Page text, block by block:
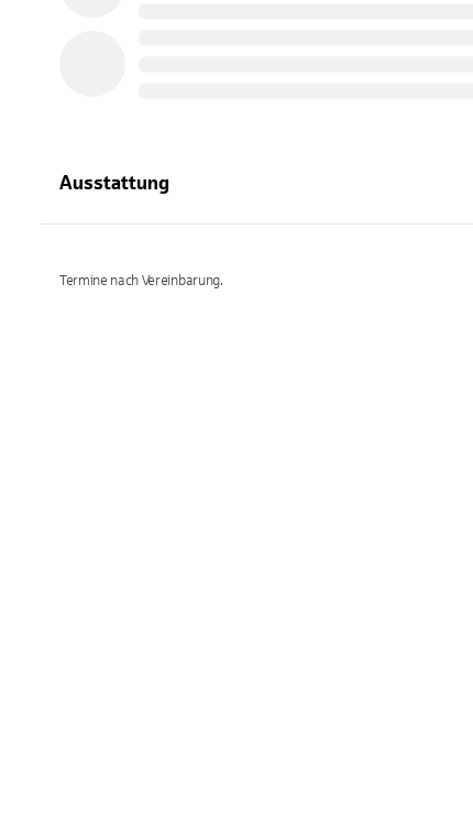
Ausstattung
Termine nach Vereinbarung.